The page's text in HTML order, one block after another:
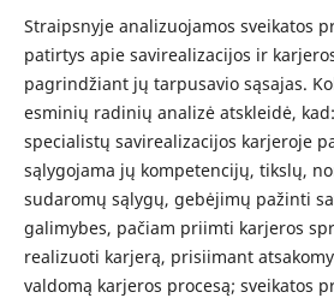
Straipsnyje analizuojamos sveikatos
patirtys apie savirealizacijos ir
pagrindžiant jų tarpusavio sąsajas.
esminių radinių analizė atskleidė,
specialistų savirealizacijos karjeroje
sąlygojama jų kompetencijų, tikslų,
sudaromų sąlygų, gebėjimų pažinti
galimybes, pačiam priimti karjeros
realizuoti karjerą, prisiimant
valdomą karjeros procesą; sveikatos